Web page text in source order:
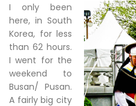
I only been
here, in South
Korea, for less
than 62 hours.
I went for the
weekend to
Busan/ Pusan.
A fairly big city